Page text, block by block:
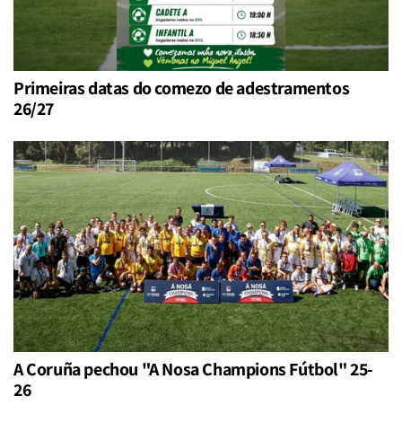
Primeiras datas do comezo de adestramentos
26/27
A Coruña pechou "A Nosa Champions Fútbol" 25-
26